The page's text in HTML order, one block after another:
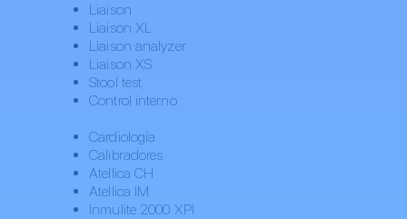
Liaison
Liaison XL
Liaison analyzer
Liaison XS
Stool test
Control interno
Cardiología
Calibradores
Atellica CH
Atellica IM
Inmulite 2000 XPI